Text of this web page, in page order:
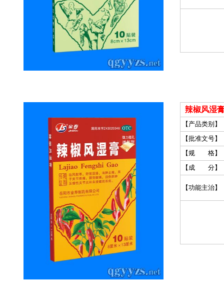
辣椒风湿
【产品类别】
【批准文号】
【规 格】
【成 分】
【功能主治】